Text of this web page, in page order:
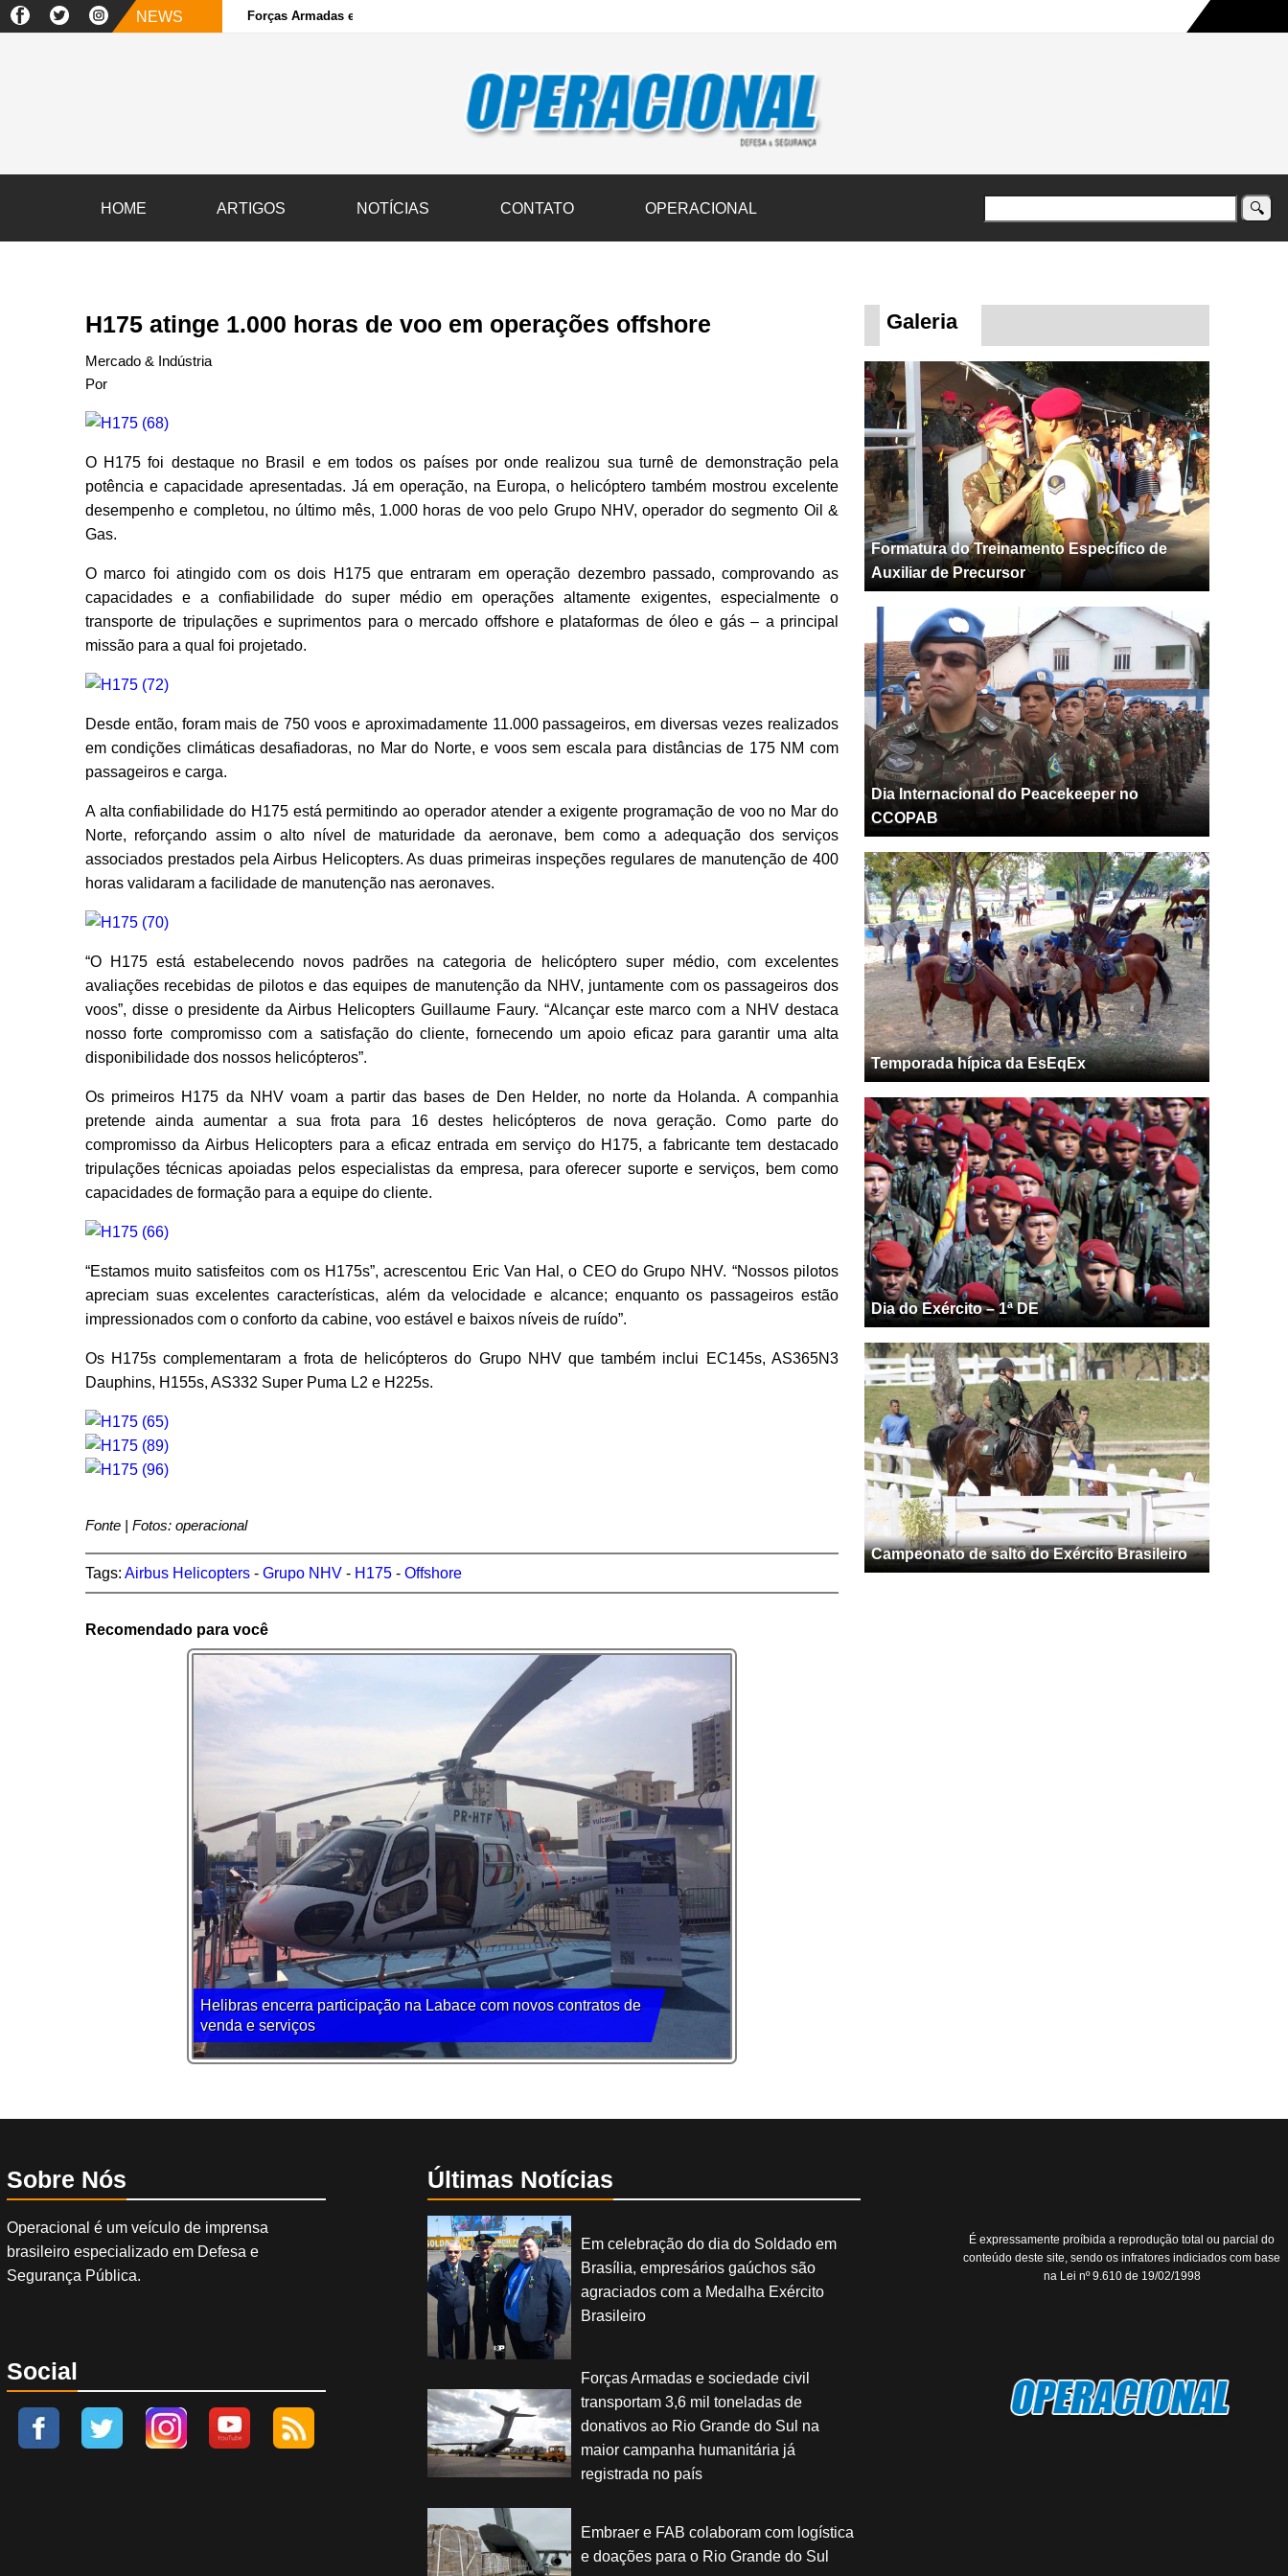
NEWS Forças Armadas e sociedade civil transportam 3,6 mil toneladas de donativos ao Rio Grande do Sul na maior campanha humanitária já registrada no país
HOME ARTIGOS NOTÍCIAS CONTATO OPERACIONAL
H175 atinge 1.000 horas de voo em operações offshore
Mercado & Indústria
Por
O H175 foi destaque no Brasil e em todos os países por onde realizou sua turnê de demonstração pela
potência e capacidade apresentadas. Já em operação, na Europa, o helicóptero também mostrou excelente
desempenho e completou, no último mês, 1.000 horas de voo pelo Grupo NHV, operador do segmento Oil &
Gas.
O marco foi atingido com os dois H175 que entraram em operação dezembro passado, comprovando as
capacidades e a confiabilidade do super médio em operações altamente exigentes, especialmente o
transporte de tripulações e suprimentos para o mercado offshore e plataformas de óleo e gás – a principal
missão para a qual foi projetado.
Desde então, foram mais de 750 voos e aproximadamente 11.000 passageiros, em diversas vezes realizados
em condições climáticas desafiadoras, no Mar do Norte, e voos sem escala para distâncias de 175 NM com
passageiros e carga.
A alta confiabilidade do H175 está permitindo ao operador atender a exigente programação de voo no Mar do
Norte, reforçando assim o alto nível de maturidade da aeronave, bem como a adequação dos serviços
associados prestados pela Airbus Helicopters. As duas primeiras inspeções regulares de manutenção de 400
horas validaram a facilidade de manutenção nas aeronaves.
“O H175 está estabelecendo novos padrões na categoria de helicóptero super médio, com excelentes
avaliações recebidas de pilotos e das equipes de manutenção da NHV, juntamente com os passageiros dos
voos”, disse o presidente da Airbus Helicopters Guillaume Faury. “Alcançar este marco com a NHV destaca
nosso forte compromisso com a satisfação do cliente, fornecendo um apoio eficaz para garantir uma alta
disponibilidade dos nossos helicópteros”.
Os primeiros H175 da NHV voam a partir das bases de Den Helder, no norte da Holanda. A companhia
pretende ainda aumentar a sua frota para 16 destes helicópteros de nova geração. Como parte do
compromisso da Airbus Helicopters para a eficaz entrada em serviço do H175, a fabricante tem destacado
tripulações técnicas apoiadas pelos especialistas da empresa, para oferecer suporte e serviços, bem como
capacidades de formação para a equipe do cliente.
“Estamos muito satisfeitos com os H175s”, acrescentou Eric Van Hal, o CEO do Grupo NHV. “Nossos pilotos
apreciam suas excelentes características, além da velocidade e alcance; enquanto os passageiros estão
impressionados com o conforto da cabine, voo estável e baixos níveis de ruído”.
Os H175s complementaram a frota de helicópteros do Grupo NHV que também inclui EC145s, AS365N3
Dauphins, H155s, AS332 Super Puma L2 e H225s.
Fonte | Fotos: operacional
Tags: Airbus Helicopters- Grupo NHV- H175- Offshore
Recomendado para você
Helibras encerra participação na Labace com novos contratos de
venda e serviços
Galeria
Formatura do Treinamento Específico de
Auxiliar de Precursor
Dia Internacional do Peacekeeper no
CCOPAB
Temporada hípica da EsEqEx
Dia do Exército – 1ª DE
Campeonato de salto do Exército Brasileiro
Sobre Nós
Operacional é um veículo de imprensa
brasileiro especializado em Defesa e
Segurança Pública.
Social
Últimas Notícias
Em celebração do dia do Soldado em
Brasília, empresários gaúchos são
agraciados com a Medalha Exército
Brasileiro
Forças Armadas e sociedade civil
transportam 3,6 mil toneladas de
donativos ao Rio Grande do Sul na
maior campanha humanitária já
registrada no país
Embraer e FAB colaboram com logística
e doações para o Rio Grande do Sul
É expressamente proíbida a reprodução total ou parcial do
conteúdo deste site, sendo os infratores indiciados com base
na Lei nº 9.610 de 19/02/1998